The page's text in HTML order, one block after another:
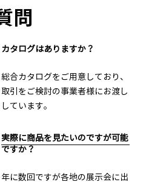
問
カタログはありますか？
総合カタログをご用意しており、
取引をご検討の事業者様にお渡し
しています。
実際に商品を見たいのですが可能
ですか？
年に数回ですが各地の展示会に出